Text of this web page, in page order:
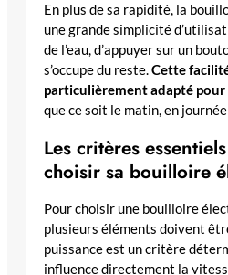
En plus de sa rapidité, la
une grande simplicité
de l’eau, d’appuyer sur un
s’occupe du reste.Cette
particulièrement adapté
que ce soit le matin, en
Les critères
choisir sa bouilloire
Pour choisir une bouilloire
plusieurs éléments doivent
puissance est un critère
influence directement la